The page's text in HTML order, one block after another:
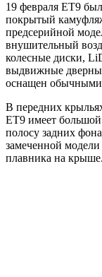
19 февраля ET9
покрытый
предсерийной
внушительный
колесные диски,
выдвижные
оснащен обычными
В передних
ET9 имеет
полосу задних
замеченной модели
плавника на крыше.